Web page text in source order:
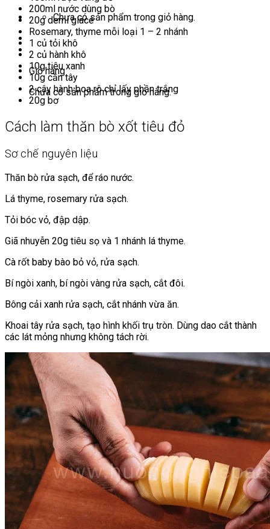
Chưa có sản phẩm trong giỏ hàng.
Giỏ hàng
Chưa có sản phẩm trong giỏ hàng.
200ml nước dùng bò
20g demi glace
Rosemary, thyme mỗi loại 1 – 2 nhánh
1 củ tỏi khô
2 củ hành khô
10g tiêu xanh
10g cần tây
2 cây hành boa rô chỉ lấy phần trắng
20g bơ
Cách làm thăn bò xốt tiêu đỏ
Sơ chế nguyên liệu
Thăn bò rửa sạch, để ráo nước.
Lá thyme, rosemary rửa sạch.
Tỏi bóc vỏ, đập dập.
Giã nhuyễn 20g tiêu sọ và 1 nhánh lá thyme.
Cà rốt baby bào bỏ vỏ, rửa sạch.
Bí ngòi xanh, bí ngòi vàng rửa sạch, cắt đôi.
Bông cải xanh rửa sạch, cắt nhánh vừa ăn.
Khoai tây rửa sạch, tạo hình khối trụ tròn. Dùng dao cắt thành
các lát mỏng nhưng không tách rời.